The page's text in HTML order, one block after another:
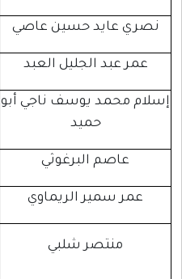
نصري عايد حسين عاصي
عمر عبد الجليل العبد
إسلام محمد يوسف ناجي أبو
حميد
عاصم البرغوثي
عمر سمير الريماوي
منتصر شلبي